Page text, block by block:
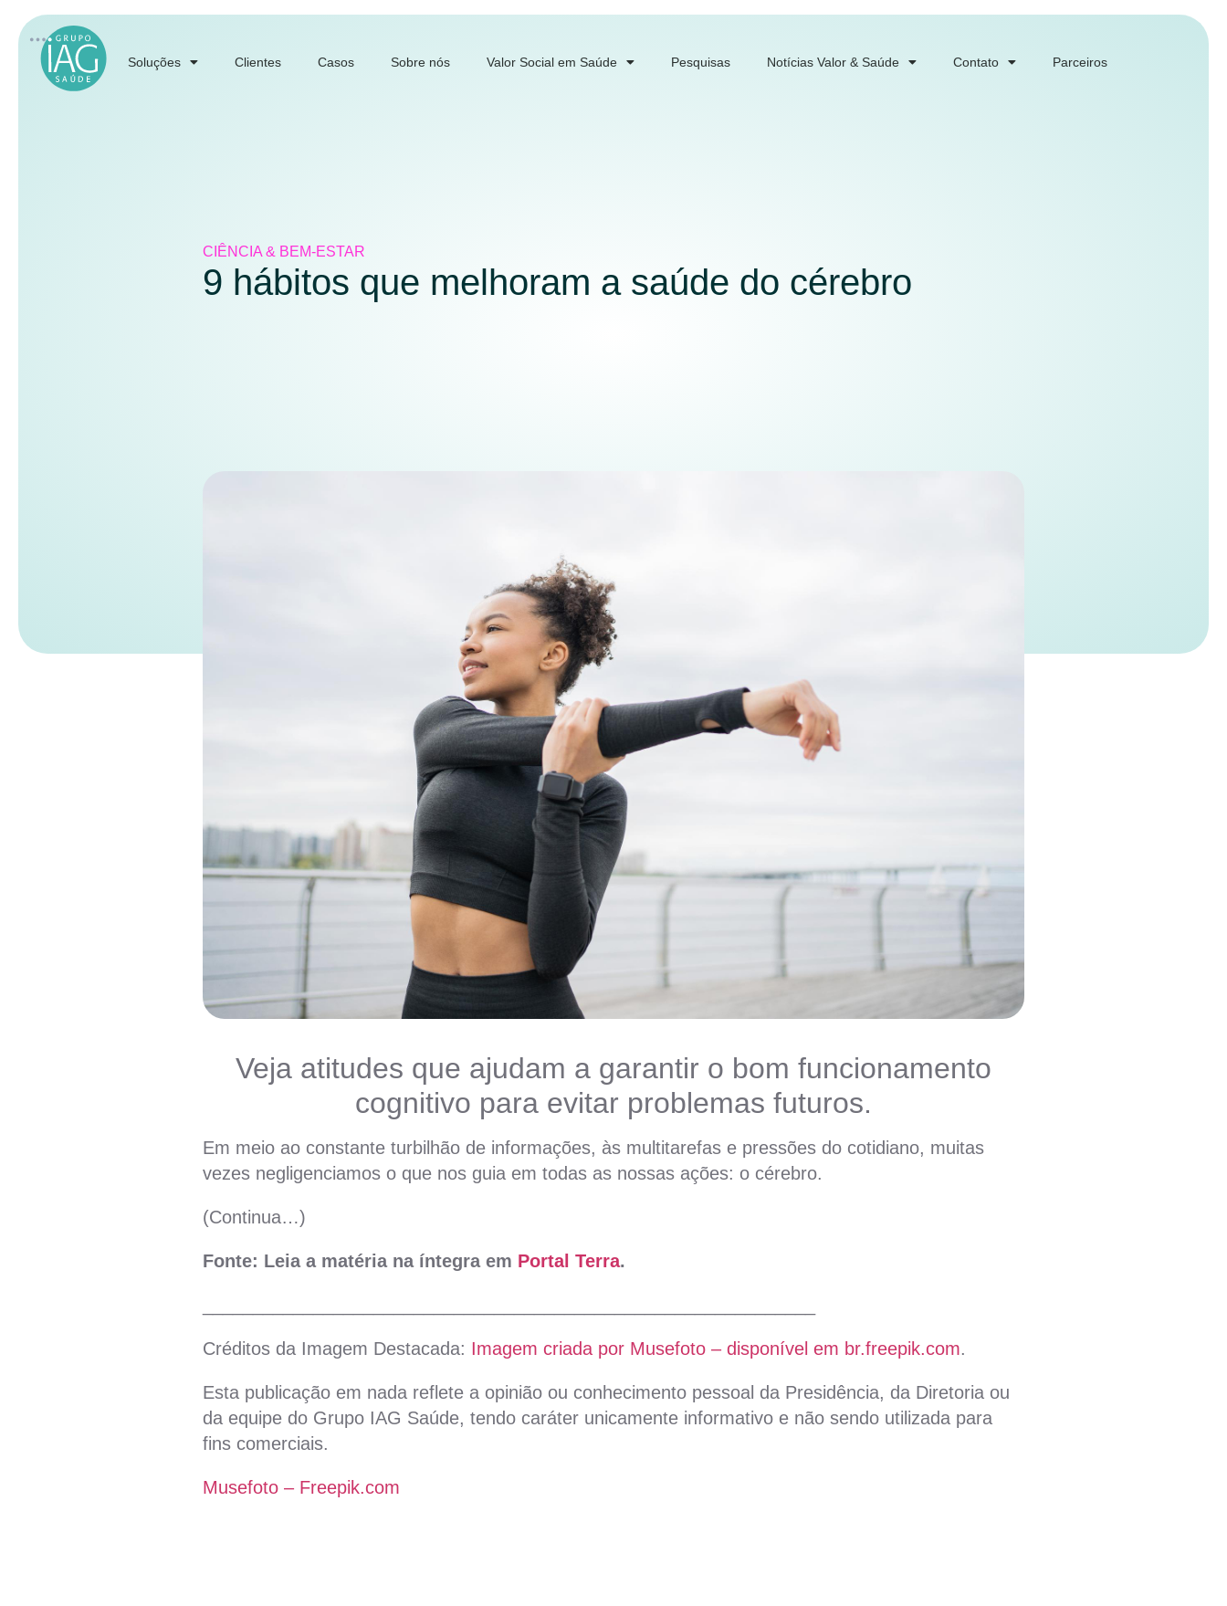
Soluções Clientes Casos Sobre nós Valor Social em Saúde Pesquisas Notícias Valor & Saúde Contato Parceiros
CIÊNCIA & BEM-ESTAR
9 hábitos que melhoram a saúde do cérebro
Veja atitudes que ajudam a garantir o bom funcionamento
cognitivo para evitar problemas futuros.
Em meio ao constante turbilhão de informações, às multitarefas e pressões do cotidiano, muitas
vezes negligenciamos o que nos guia em todas as nossas ações: o cérebro.
(Continua…)
Fonte: Leia a matéria na íntegra em Portal Terra.
Créditos da Imagem Destacada: Imagem criada por Musefoto – disponível em br.freepik.com.
Esta publicação em nada reflete a opinião ou conhecimento pessoal da Presidência, da Diretoria ou
da equipe do Grupo IAG Saúde, tendo caráter unicamente informativo e não sendo utilizada para
fins comerciais.
Musefoto – Freepik.com